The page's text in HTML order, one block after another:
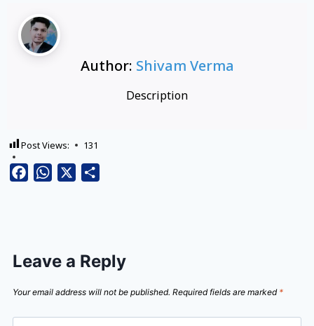
Author: Shivam Verma
Description
Post Views: 131
FacebookWhatsApp
Leave a Reply
Your email address will not be published. Required fields are marked *